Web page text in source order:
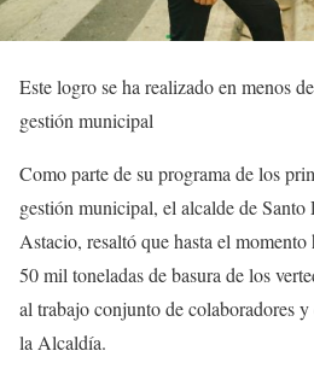
Este logro se ha realizado en menos
gestión municipal
Como parte de su programa de los
gestión municipal, el alcalde de
Astacio, resaltó que hasta el
50 mil toneladas de basura de los
al trabajo conjunto de colaboradores
la Alcaldía.